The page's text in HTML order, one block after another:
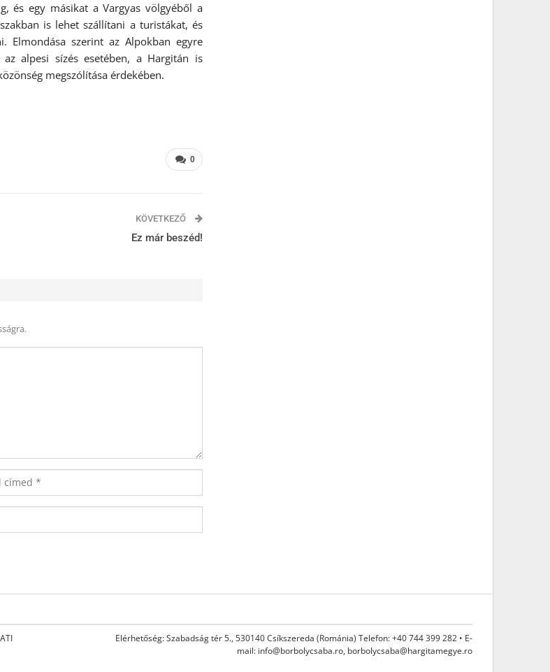
és egy másikat a Vargyas völgyéből a
is lehet szállítani a turistákat, és
Elmondása szerint az Alpokban egyre
alpesi sízés esetében, a Hargitán is
megszólítása érdekében.
0
KÖVETKEZŐ
Ez már beszéd!
Elérhetőség: Szabadság tér 5., 530140 Csíkszereda (Románia) Telefon: +40 744 399 282 • E-
mail: info@borbolycsaba.ro, borbolycsaba@hargitamegye.ro